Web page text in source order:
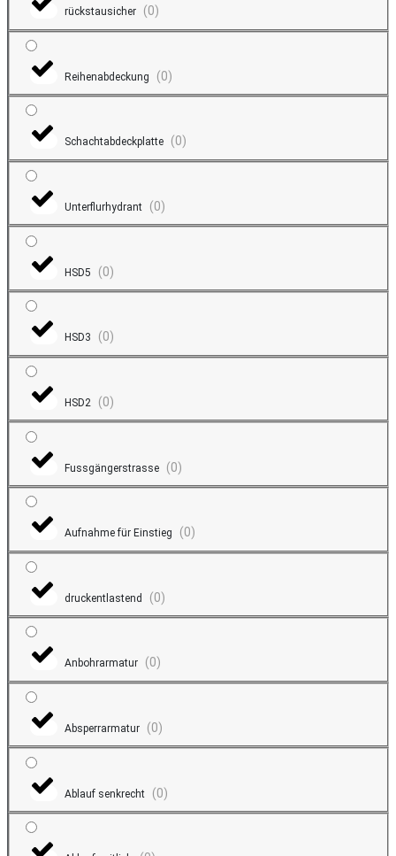
rückstausicher (0)
Reihenabdeckung (0)
Schachtabdeckplatte (0)
Unterflurhydrant (0)
HSD5 (0)
HSD3 (0)
HSD2 (0)
Fussgängerstrasse (0)
Aufnahme für Einstieg (0)
druckentlastend (0)
Anbohrarmatur (0)
Absperrarmatur (0)
Ablauf senkrecht (0)